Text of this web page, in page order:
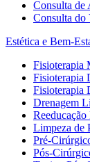
Consulta de
Consulta do
Estética e Bem-
Fisioterapia
Fisioterapia
Fisioterapia
Drenagem
Limpeza de
Pré-
Pós-